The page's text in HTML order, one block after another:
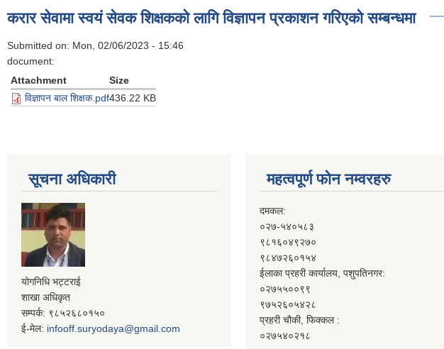
करार सेवामा स्वयं सेवक शिक्षकको लागि विज्ञापन प्रकाशन गरिएको सम्बन्धमा
Submitted on: Mon, 02/06/2023 - 15:46
document:
Attachment
Size
विज्ञापन बाल शिक्षक.pdf436.22 KB
सूचना अधिकारी
योगनिधि भट्टराई
शाखा अधिकृत
सम्पर्क: ९८५२६८०१५०
ई-मेल: infooff.suryodaya@gmail.com
महत्वपूर्ण फोन नम्वरहरु
दमकल:
०२७-५४०५८३
९८१६०४९२७०
९८४७२६०१५४
ईलाका प्रहरी कार्यालय, पशुपतिनगर:
०२७५५००९९
९७५२६०५४२८
प्रहरी चौकी, फिक्कल :
०२७५४०२१८